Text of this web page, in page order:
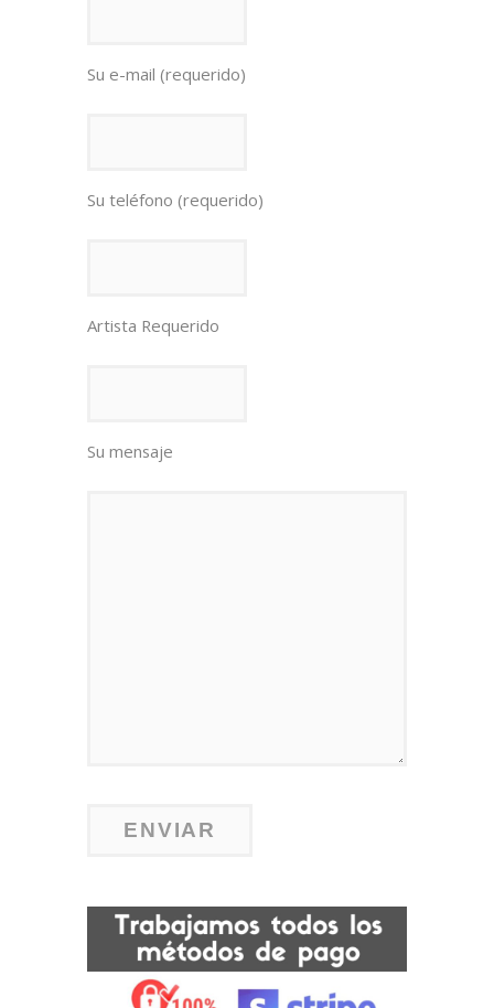
Su e-mail (requerido)
Su teléfono (requerido)
Artista Requerido
Su mensaje